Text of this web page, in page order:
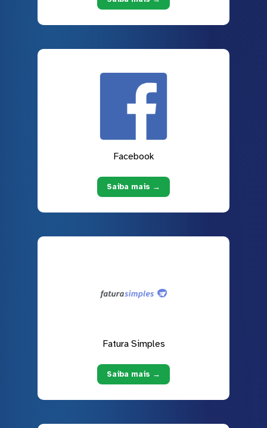
Facebook
Saiba mais →
Fatura Simples
Saiba mais →